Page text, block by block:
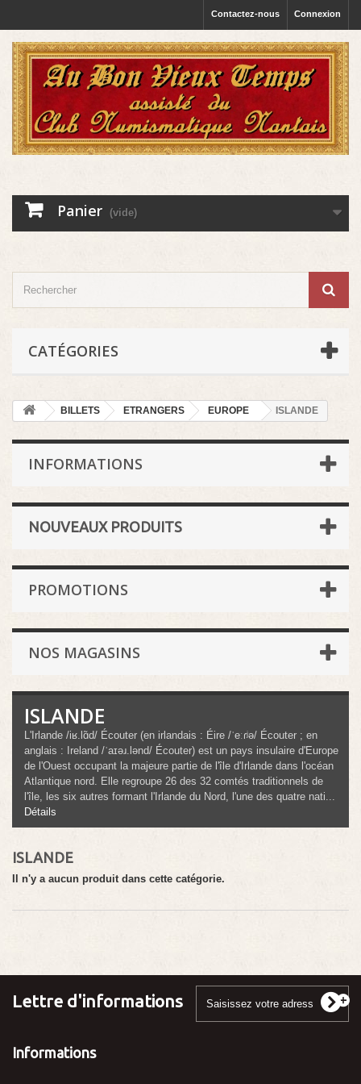
Connexion
Contactez-nous
Panier (vide)
CATÉGORIES
BILLETS ETRANGERS EUROPE ISLANDE
INFORMATIONS
NOUVEAUX PRODUITS
PROMOTIONS
NOS MAGASINS
ISLANDE
L'Irlande /iʁ.lɑ̃d/ Écouter (en irlandais : Éire /ˈeːɾʲə/ Écouter ; en
anglais : Ireland /ˈaɪəɹ.lənd/ Écouter) est un pays insulaire d'Europe
de l'Ouest occupant la majeure partie de l'île d'Irlande dans l'océan
Atlantique nord. Elle regroupe 26 des 32 comtés traditionnels de
l'île, les six autres formant l'Irlande du Nord, l'une des quatre nati...
Détails
ISLANDE
Il n'y a aucun produit dans cette catégorie.
Lettre d'informations
Informations